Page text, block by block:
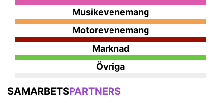
Musikevenemang
Motorevenemang
Marknad
Övriga
SAMARBETSPARTNERS